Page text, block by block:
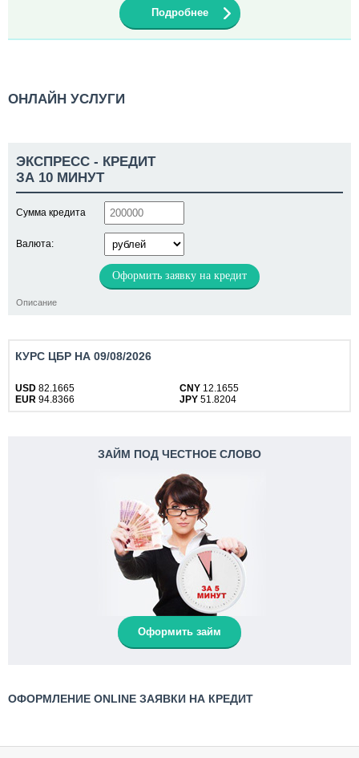
Подробнее
ОНЛАЙН УСЛУГИ
ЭКСПРЕСС - КРЕДИТ
ЗА 10 МИНУТ
Сумма кредита
Валюта:
Оформить заявку на кредит
Описание
КУРС ЦБР НА 09/08/2026
USD 82.1665 CNY 12.1655
EUR 94.8366 JPY 51.8204
ЗАЙМ ПОД ЧЕСТНОЕ СЛОВО
Оформить займ
ОФОРМЛЕНИЕ ONLINE ЗАЯВКИ НА КРЕДИТ